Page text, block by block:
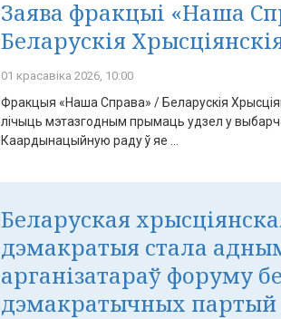
Заява фракцыі «Наша
Беларускія
01 красавіка 2026, 10:00
Фракцыя «Наша Справа» / Беларускія
лічыць мэтазгодным прымаць удзел у
Каардынацыйную раду ў яе ...
Беларуская
дэмакратыя стала
арганізатараў форуму
дэмакратычных партый